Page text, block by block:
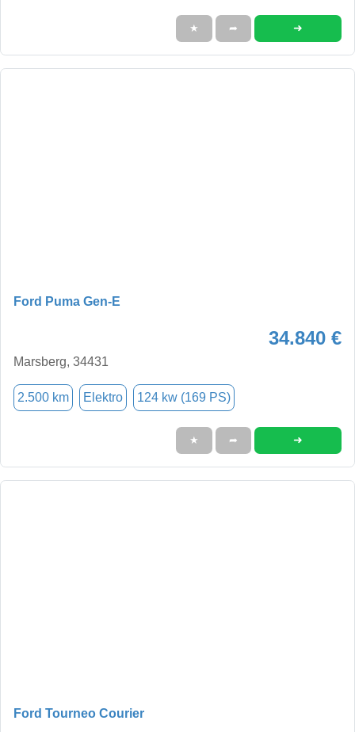
★ ➦ ➜
Ford Puma Gen-E
34.840 €
Marsberg, 34431
2.500 km Elektro 124 kw (169 PS)
★ ➦ ➜
Ford Tourneo Courier